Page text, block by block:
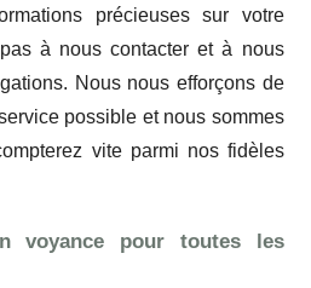
précieuses sur votre
à nous contacter et à nous
Nous nous efforçons de
possible et nous sommes
vite parmi nos fidèles
voyance pour toutes les